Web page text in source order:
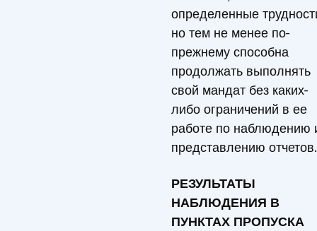
определенные
но тем не менее по-
прежнему способна
продолжать выполнять
свой мандат без каких-
либо ограничений в ее
работе по наблюдению
представлению отчетов.
РЕЗУЛЬТАТЫ
НАБЛЮДЕНИЯ В
ПУНКТАХ ПРОПУСКА